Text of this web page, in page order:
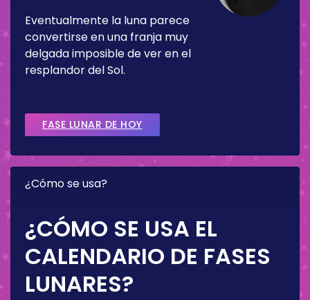
Eventualmente la luna parece
convertirse en una franja muy
delgada imposible de ver en el
resplandor del Sol.
FASE LUNAR DE HOY
¿Cómo se usa?
¿CÓMO SE USA EL
CALENDARIO DE FASES
LUNARES?